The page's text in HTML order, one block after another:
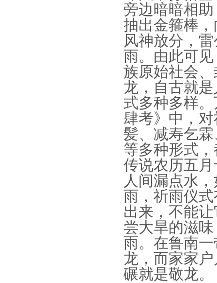
旁边暗暗相
抽出金箍棒
风神放分，
雨。由此可
族原始社会
龙，自古就
式多种多样
肆考》中，
髪、减寿乞
等多种形式
传说农历五
人间漏点水
雨，祈雨仪
出来，不能
尝大旱的滋
雨。在鲁南
龙，而家家
碾就是敬龙。